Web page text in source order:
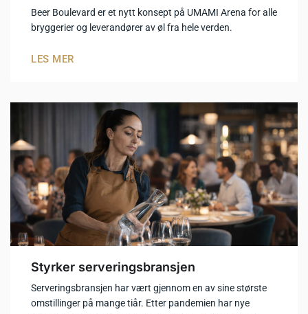
Beer Boulevard er et nytt konsept på UMAMI Arena for alle
bryggerier og leverandører av øl fra hele verden.
LES MER
Styrker serveringsbransjen
Serveringsbransjen har vært gjennom en av sine største
omstillinger på mange tiår. Etter pandemien har nye